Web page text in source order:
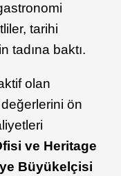
tarihi
tadına baktı.
olan
ön
ve Heritage
Büyükelçisi